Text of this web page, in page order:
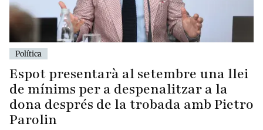
Política
Espot presentarà al setembre una llei
de mínims per a despenalitzar a la
dona després de la trobada amb Pietro
Parolin